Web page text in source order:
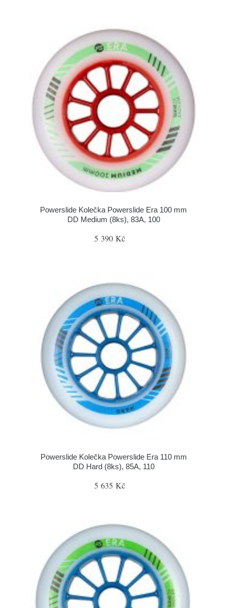
Powerslide Kolečka Powerslide Era 100 mm
DD Medium (8ks), 83A, 100
5 390 Kč
Powerslide Kolečka Powerslide Era 110 mm
DD Hard (8ks), 85A, 110
5 635 Kč